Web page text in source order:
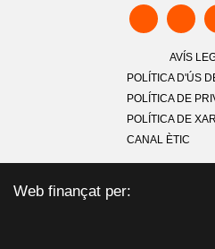
AVÍS
POLÍTICA D'ÚS
POLÍTICA DE
POLÍTICA DE
CANAL ÈTIC
Web finançat per: